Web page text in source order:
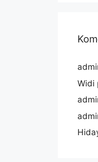
Widi